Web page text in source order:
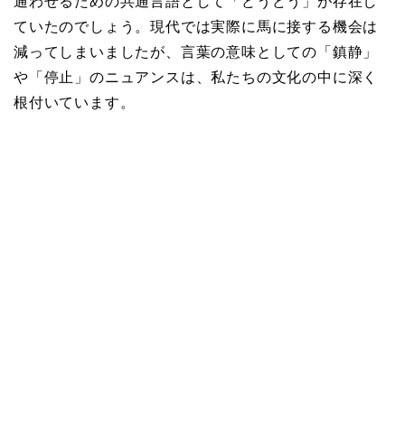
ていたのでしょう。現代では実際に馬に接する機会は
減ってしまいましたが、言葉の意味としての「鎮静」
や「停止」のニュアンスは、私たちの文化の中に深く
根付いています。